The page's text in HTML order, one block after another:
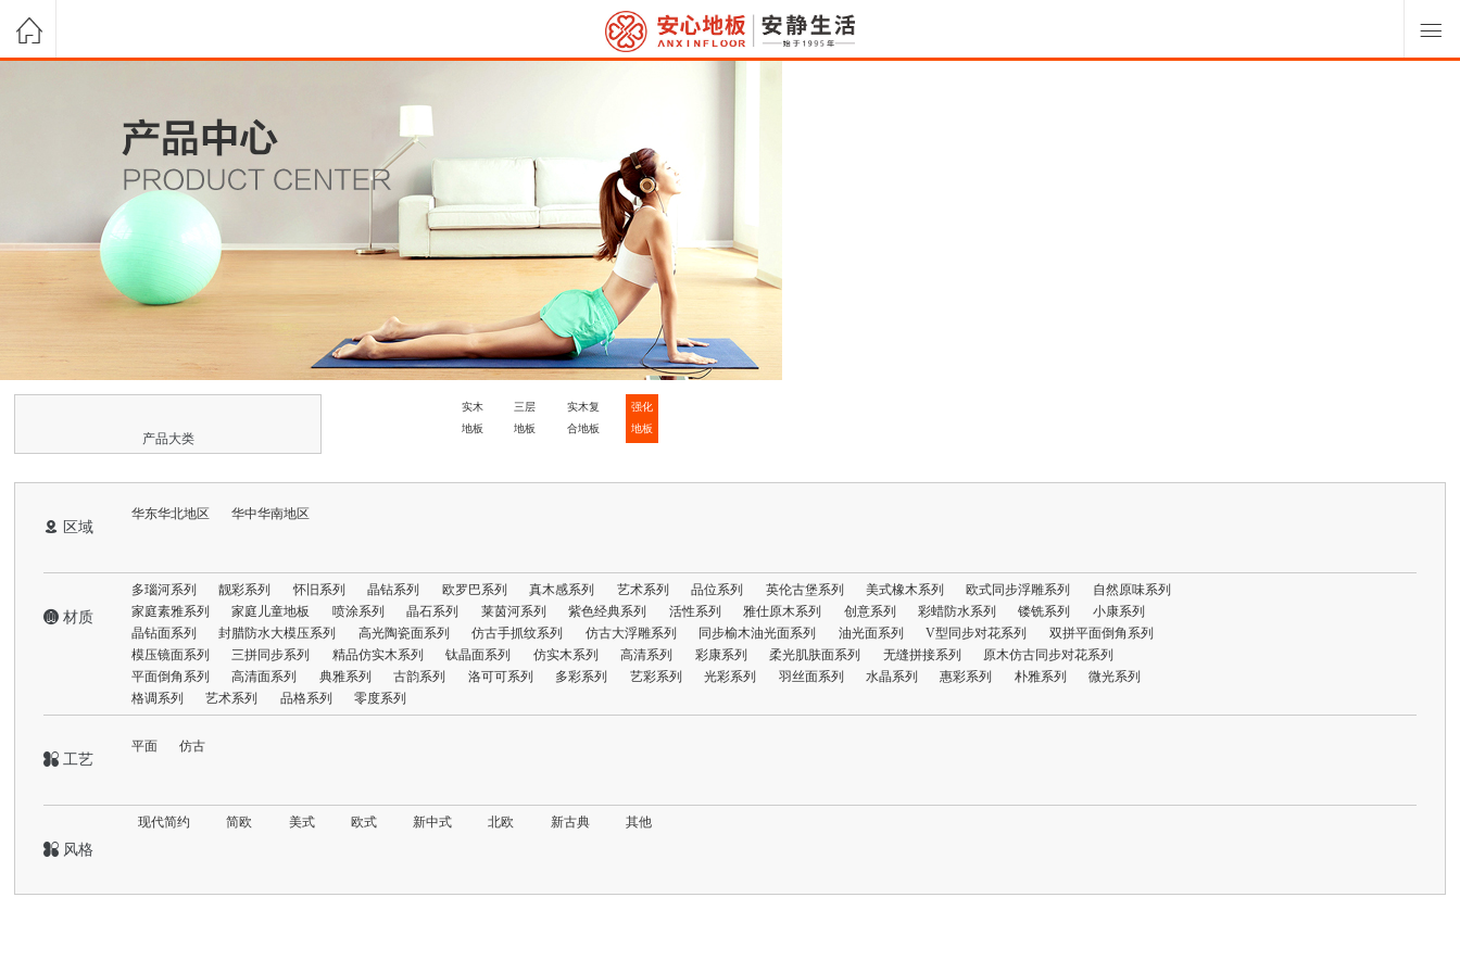
产品大类
实木
地板
三层
地板
实木复
合地板
强化
地板
 区域
华东华北地区 华中华南地区
 材质
多瑙河系列 靓彩系列 怀旧系列 晶钻系列 欧罗巴系列 真木感系列 艺术系列 品位系列 英伦古堡系列 美式橡木系列 欧式同步浮雕系列
自然原味系列
家庭素雅系列
家庭儿童地板 喷涂系列 晶石系列 莱茵河系列 紫色经典系列 活性系列 雅仕原木系列 创意系列 彩蜡防水系列 镂铣系列
小康系列
晶钻面系列
封腊防水大模压系列 高光陶瓷面系列 仿古手抓纹系列 仿古大浮雕系列 同步榆木油光面系列 油光面系列 V型同步对花系列
双拼平面倒角系列
模压镜面系列
三拼同步系列 精品仿实木系列 钛晶面系列 仿实木系列 高清系列 彩康系列 柔光肌肤面系列 无缝拼接系列
原木仿古同步对花系列
平面倒角系列
高清面系列 典雅系列 古韵系列 洛可可系列 多彩系列 艺彩系列 光彩系列 羽丝面系列 水晶系列 惠彩系列 朴雅系列
微光系列
格调系列
艺术系列 品格系列 零度系列
 工艺
平面 仿古
 风格
现代简约 简欧 美式 欧式 新中式 北欧 新古典 其他